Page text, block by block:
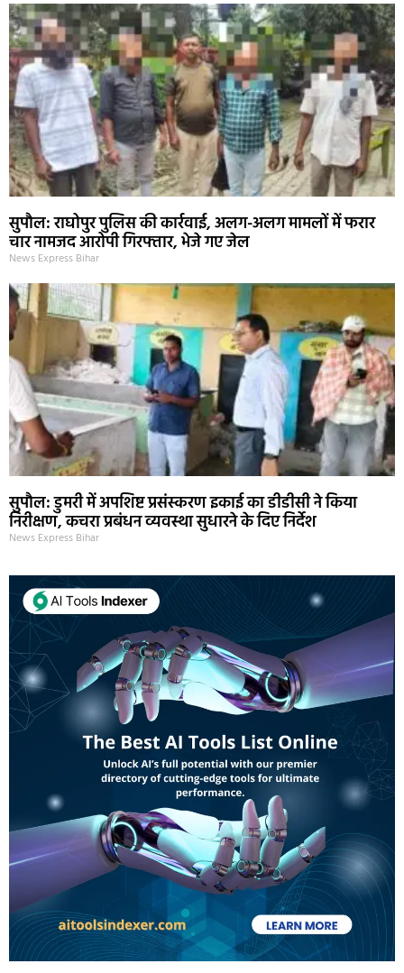
सुपौल: राघोपुर पुलिस की कार्रवाई, अलग-अलग मामलों में फरार
चार नामजद आरोपी गिरफ्तार, भेजे गए जेल
News Express Bihar
सुपौल: डुमरी में अपशिष्ट प्रसंस्करण इकाई का डीडीसी ने किया
निरीक्षण, कचरा प्रबंधन व्यवस्था सुधारने के दिए निर्देश
News Express Bihar